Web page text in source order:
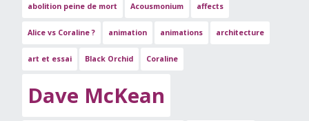
abolition peine de mort Acousmonium affects
Alice vs Coraline ? animation animations architecture
art et essai Black Orchid Coraline
Dave McKean